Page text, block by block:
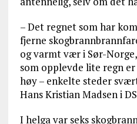
– Det regnet som har
fjerne
og varmt vær i Sør-
som opplevde lite regn
høy – enkelte steder
Hans Kristian Madsen i
I helga var seks